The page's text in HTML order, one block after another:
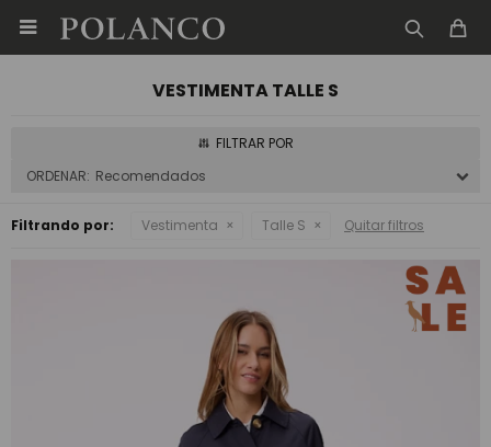

VESTIMENTA TALLE S
Recomendados
Filtrando por: Vestimenta Talle S Quitar filtros